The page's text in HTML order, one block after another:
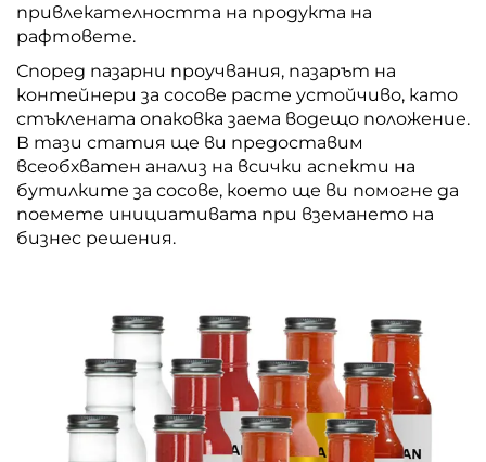
привлекателността на продукта на
рафтовете.
Според пазарни проучвания, пазарът на
контейнери за сосове расте устойчиво, като
стъклената опаковка заема водещо положение.
В тази статия ще ви предоставим
всеобхватен анализ на всички аспекти на
бутилките за сосове, което ще ви помогне да
поемете инициативата при вземането на
бизнес решения.